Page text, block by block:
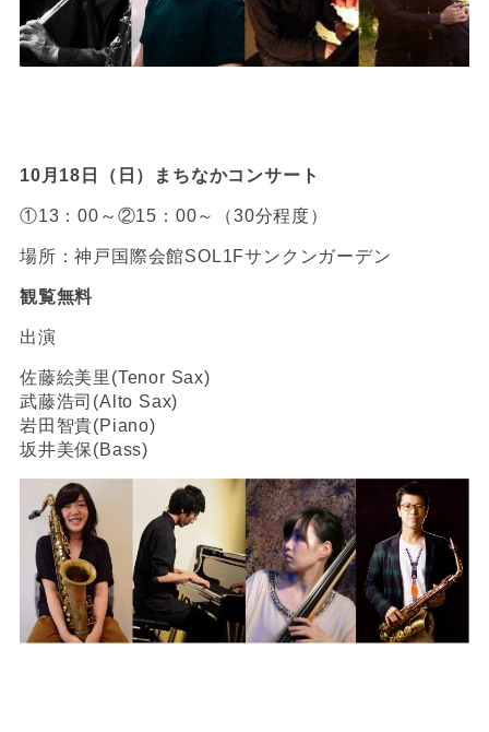
10月18日（日）まちなかコンサート
①13：00～②15：00～（30分程度）
場所：神戸国際会館SOL1Fサンクンガーデン
観覧無料
出演
佐藤絵美里(Tenor Sax)
武藤浩司(Alto Sax)
岩田智貴(Piano)
坂井美保(Bass)